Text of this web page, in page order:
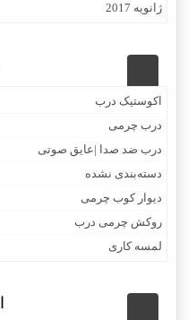
ژانویه 2017
اکوستیک درب
درب چرمی
درب ضد صدا |عایق صوتی
دسته‌بندی نشده
دیوار کوب چرمی
روکش چرمی درب
لمسه کاری